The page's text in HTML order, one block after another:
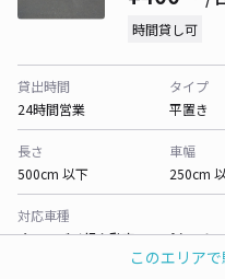
このエリア
時間貸し可
貸出時間
24時間営業
タイプ
平置き
長さ
500cm 以下
車幅
250cm
対応車種
オートバイ軽自動車コンパクトカ